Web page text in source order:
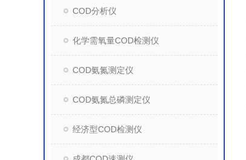
COD分析仪
化学需氧量COD检测仪
COD氨氮测定仪
COD氨氮总磷测定仪
经济型COD检测仪